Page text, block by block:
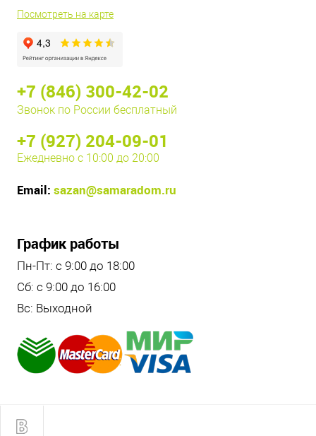
Посмотреть на карте
+7 (846) 300-42-02
Звонок по России бесплатный
+7 (927) 204-09-01
Ежедневно с 10:00 до 20:00
Email: sazan@samaradom.ru
График работы
Пн-Пт: с 9:00 до 18:00
Сб: с 9:00 до 16:00
Вс: Выходной